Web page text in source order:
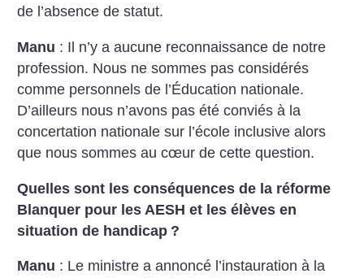
de l’absence de statut.
Manu : Il n’y a aucune reconnaissance de notre
profession. Nous ne sommes pas considérés
comme personnels de l’Éducation nationale.
D’ailleurs nous n’avons pas été conviés à la
concertation nationale sur l’école inclusive alors
que nous sommes au cœur de cette question.
Quelles sont les conséquences de la réforme
Blanquer pour les AESH et les élèves en
situation de handicap ?
Manu : Le ministre a annoncé l’instauration à la